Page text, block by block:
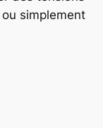
simplement